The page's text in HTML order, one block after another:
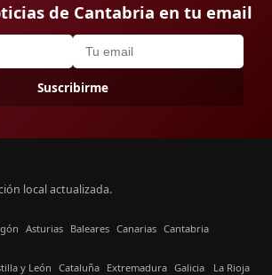
de Cantabria en tu email
Suscribirme
local actualizada.
Asturias Baleares Canarias Cantabria
y León Cataluña Extremadura Galicia La Rioja